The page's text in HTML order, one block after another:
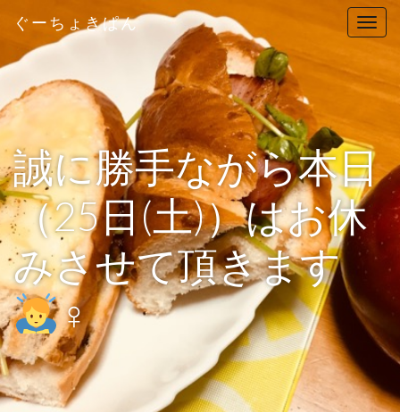
T
g
n
a
v
g
a
n
ぐーちょきぱん
誠に勝手ながら本日
（25日(土)）はお休
みさせて頂きます
‍♀️